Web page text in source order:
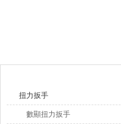
扭力扳手
數顯扭力扳手